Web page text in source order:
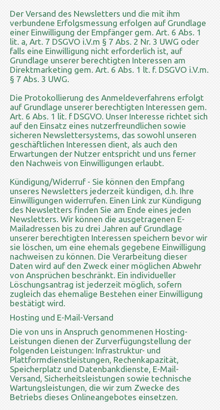
Der Versand des Newsletters und die mit ihm
verbundene Erfolgsmessung erfolgen auf Grundlage
einer Einwilligung der Empfänger gem. Art. 6 Abs. 1
lit. a, Art. 7 DSGVO i.V.m § 7 Abs. 2 Nr. 3 UWG oder
falls eine Einwilligung nicht erforderlich ist, auf
Grundlage unserer berechtigten Interessen am
Direktmarketing gem. Art. 6 Abs. 1 lt. f. DSGVO i.V.m.
§ 7 Abs. 3 UWG.
Die Protokollierung des Anmeldeverfahrens erfolgt
auf Grundlage unserer berechtigten Interessen gem.
Art. 6 Abs. 1 lit. f DSGVO. Unser Interesse richtet sich
auf den Einsatz eines nutzerfreundlichen sowie
sicheren Newslettersystems, das sowohl unseren
geschäftlichen Interessen dient, als auch den
Erwartungen der Nutzer entspricht und uns ferner
den Nachweis von Einwilligungen erlaubt.
Kündigung/Widerruf - Sie können den Empfang
unseres Newsletters jederzeit kündigen, d.h. Ihre
Einwilligungen widerrufen. Einen Link zur Kündigung
des Newsletters finden Sie am Ende eines jeden
Newsletters. Wir können die ausgetragenen E-
Mailadressen bis zu drei Jahren auf Grundlage
unserer berechtigten Interessen speichern bevor wir
sie löschen, um eine ehemals gegebene Einwilligung
nachweisen zu können. Die Verarbeitung dieser
Daten wird auf den Zweck einer möglichen Abwehr
von Ansprüchen beschränkt. Ein individueller
Löschungsantrag ist jederzeit möglich, sofern
zugleich das ehemalige Bestehen einer Einwilligung
bestätigt wird.
Hosting und E-Mail-Versand
Die von uns in Anspruch genommenen Hosting-
Leistungen dienen der Zurverfügungstellung der
folgenden Leistungen: Infrastruktur- und
Plattformdienstleistungen, Rechenkapazität,
Speicherplatz und Datenbankdienste, E-Mail-
Versand, Sicherheitsleistungen sowie technische
Wartungsleistungen, die wir zum Zwecke des
Betriebs dieses Onlineangebotes einsetzen.